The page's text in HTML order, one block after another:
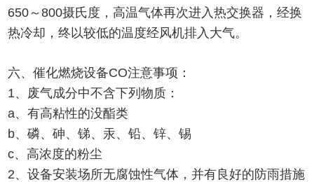
650～800摄氏度，高温气体再次进入热交换器，经换
热冷却，终以较低的温度经风机排入大气。
六、催化燃烧设备CO注意事项：
1、废气成分中不含下列物质：
a、有高粘性的没酯类
b、磷、砷、锑、汞、铅、锌、锡
c、高浓度的粉尘
2、设备安装场所无腐蚀性气体，并有良好的防雨措施